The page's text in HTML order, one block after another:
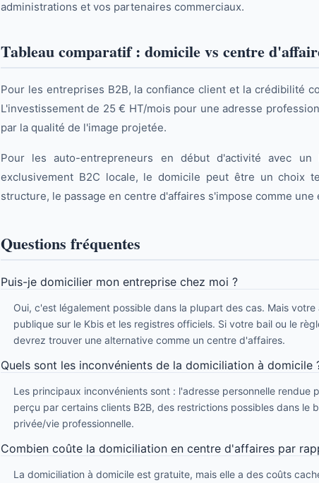
administrations et vos partenaires commerciaux.
Tableau comparatif : domicile vs centre
Pour les entreprises B2B, la confiance client et la crédibilité
L'investissement de 25 € HT/mois pour une adresse
par la qualité de l'image projetée.
Pour les auto-entrepreneurs en début d'activité avec
exclusivement B2C locale, le domicile peut être un choix
structure, le passage en centre d'affaires s'impose comme une
Questions fréquentes
Puis-je domicilier mon entreprise chez moi ?
Oui, c'est légalement possible dans la plupart des cas. Mais
publique sur le Kbis et les registres officiels. Si votre bail ou le
devrez trouver une alternative comme un centre d'affaires.
Quels sont les inconvénients de la domiciliation à domicile
Les principaux inconvénients sont : l'adresse personnelle rendue
perçu par certains clients B2B, des restrictions possibles dans le
privée/vie professionnelle.
Combien coûte la domiciliation en centre d'affaires par
La domiciliation à domicile est gratuite, mais elle a des coûts